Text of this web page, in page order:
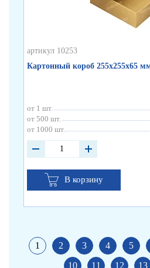
артикул 10253
Картонный короб 255х255х65
от 1 шт.
от 500 шт.
от 1000 шт.
В корзину
1 2 3 4 5
10
11 12 13